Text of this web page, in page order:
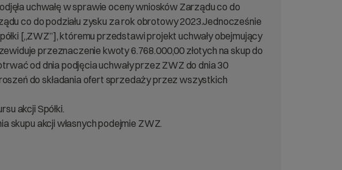
uchwałę w sprawie oceny wniosków Zarządu co do
co do podziału zysku za rok obrotowy 2023.Jednocześnie
[„ZWZ”], któremu przedstawi projekt uchwały obejmujący
przeznaczenie kwoty 6.768.000,00 złotych na skup do
od dnia podjęcia uchwały przez ZWZ do dnia 30
do składania ofert sprzedaży przez wszystkich
akcji Spółki.
skupu akcji własnych podejmie ZWZ.